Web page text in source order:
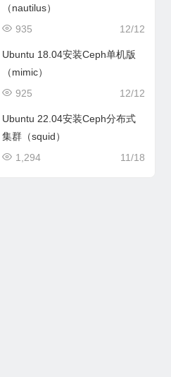
（nautilus）
12/12
935
Ubuntu 18.04安装Ceph单机版
（mimic）
12/12
925
Ubuntu 22.04安装Ceph分布式
集群（squid）
11/18
1,294